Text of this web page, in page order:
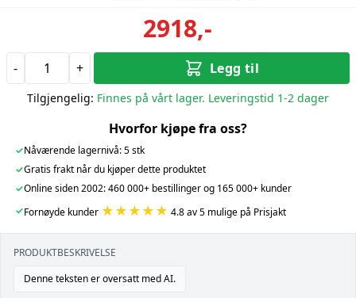
2918,-
- + Legg til
Tilgjengelig: Finnes på vårt lager. Leveringstid 1-2 dager
Hvorfor kjøpe fra oss?
✓Nåværende lagernivå: 5 stk
✓Gratis frakt når du kjøper dette produktet
✓Online siden 2002: 460 000+ bestillinger og 165 000+ kunder
✓Fornøyde kunder ★★★★★ 4.8 av 5 mulige på Prisjakt
PRODUKTBESKRIVELSE
Denne teksten er oversatt med AI.